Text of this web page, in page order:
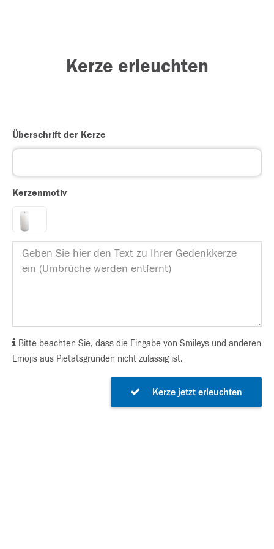
Kerze erleuchten
Überschrift der Kerze
Kerzenmotiv
Bitte beachten Sie, dass die Eingabe von Smileys und anderen
Emojis aus Pietätsgründen nicht zulässig ist.
Kerze jetzt erleuchten